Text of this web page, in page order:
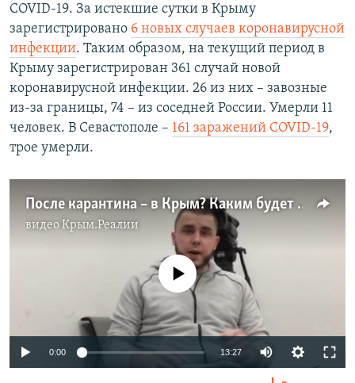
COVID-19. За истекшие сутки в Крыму
зарегистрировано 6 новых случаев коронавирусной
инфекции. Таким образом, на текущий период в
Крыму зарегистрирован 361 случай новой
коронавирусной инфекции. 26 из них – завозные
из-за границы, 74 – из соседней России. Умерли 11
человек. В Севастополе – 161 заражений COVID-19,
трое умерли.
После карантина – в Крым? Каким будет курортный сезон | Важное из Крыма (видео)
видео Крым.Реалии
No media source currently available
0:00 13:27
270p